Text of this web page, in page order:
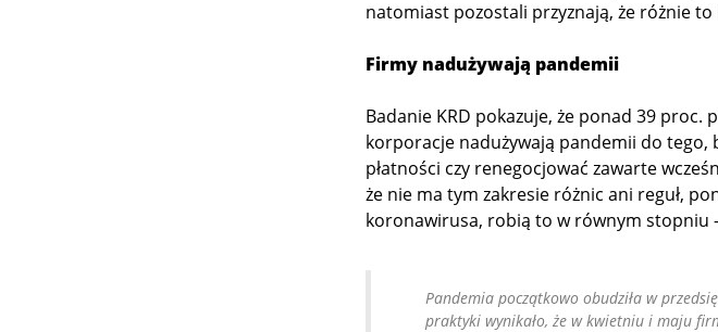
natomiast pozostali przyznają, że różnie
Firmy nadużywają pandemii
Badanie KRD pokazuje, że ponad 39 proc.
korporacje nadużywają pandemii do tego,
płatności czy renegocjować zawarte
że nie ma tym zakresie różnic ani reguł,
koronawirusa, robią to w równym stopniu
Pandemia początkowo obudziła w
praktyki wynikało, że w kwietniu i maju